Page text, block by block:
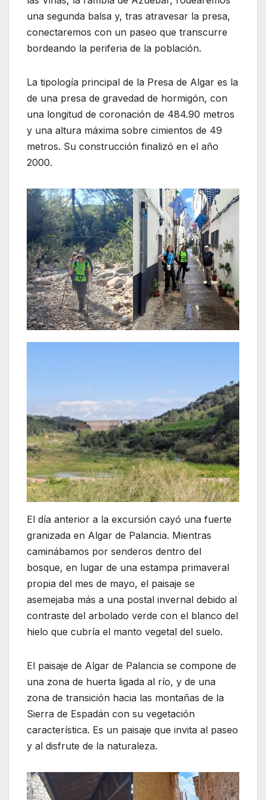
una segunda balsa y, tras atravesar la presa,
conectaremos con un paseo que transcurre
bordeando la periferia de la población.
La tipología principal de la Presa de Algar es la
de una presa de gravedad de hormigón, con
una longitud de coronación de 484.90 metros
y una altura máxima sobre cimientos de 49
metros. Su construcción finalizó en el año
2000.
El día anterior a la excursión cayó una fuerte
granizada en Algar de Palancia. Mientras
caminábamos por senderos dentro del
bosque, en lugar de una estampa primaveral
propia del mes de mayo, el paisaje se
asemejaba más a una postal invernal debido al
contraste del arbolado verde con el blanco del
hielo que cubría el manto vegetal del suelo.
El paisaje de Algar de Palancia se compone de
una zona de huerta ligada al río, y de una
zona de transición hacia las montañas de la
Sierra de Espadán con su vegetación
característica. Es un paisaje que invita al paseo
y al disfrute de la naturaleza.